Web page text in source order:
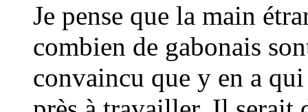
Je pense que la main
combien de gabonais
convaincu que y en a